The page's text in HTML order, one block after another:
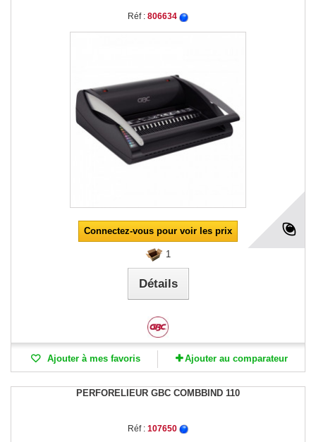
Réf : 806634
Connectez-vous pour voir les prix
1
Détails
Ajouter à mes favoris Ajouter au comparateur
PERFORELIEUR GBC COMBBIND 110
Réf : 107650